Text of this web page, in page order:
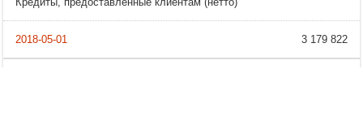
3 179 822